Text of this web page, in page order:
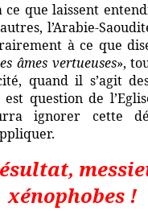
ce que laissent
l’Arabie-
à ce que
âmes vertueuses»,
quand il s’agit
question de
ignorer cette
xénophobes !